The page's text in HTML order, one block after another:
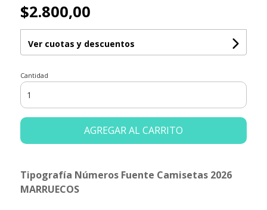
$2.800,00
Ver cuotas y descuentos
Cantidad
AGREGAR AL CARRITO
Tipografía Números Fuente Camisetas 2026
MARRUECOS